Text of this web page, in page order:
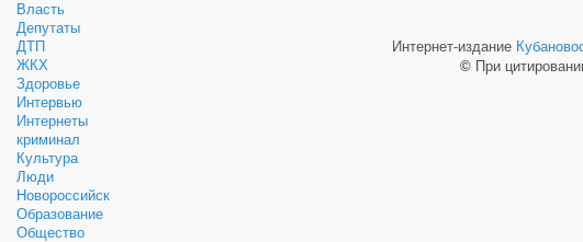
Власть
Депутаты
ДТП
ЖКХ
Здоровье
Интервью
Интернеты
криминал
Культура
Люди
Новороссийск
Образование
Общество
Интернет-издание
© При